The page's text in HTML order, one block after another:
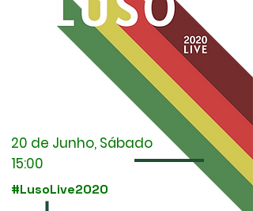
20 de Junho, Sábado
15:00
#LusoLive2020